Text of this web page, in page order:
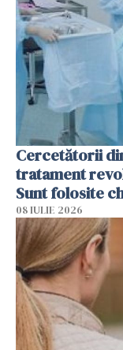
Cercetătorii
tratament
Sunt folosite
08 IULIE 2026